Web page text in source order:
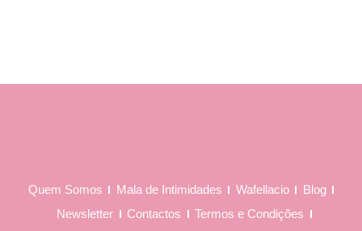
Quem Somos Mala de Intimidades Wafellacio
Blog
Newsletter
Contactos
Termos e Condições